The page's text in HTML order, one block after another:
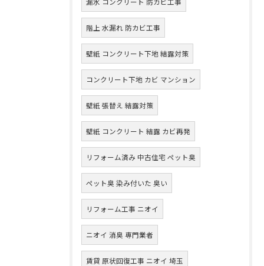
階上 水漏れ 防カビ工事
壁紙 コンクリート下地 結露対策
コンクリート下地 カビ マンション
壁紙 張替え 結露対策
壁紙 コンクリート 結露 カビ再発
リフォーム済み 中古住宅 ペット臭
ペット臭 染み付いた 臭い
リフォーム工事 ニオイ
ニオイ 消臭 専門業者
賃貸 原状回復工事 ニオイ 埼玉